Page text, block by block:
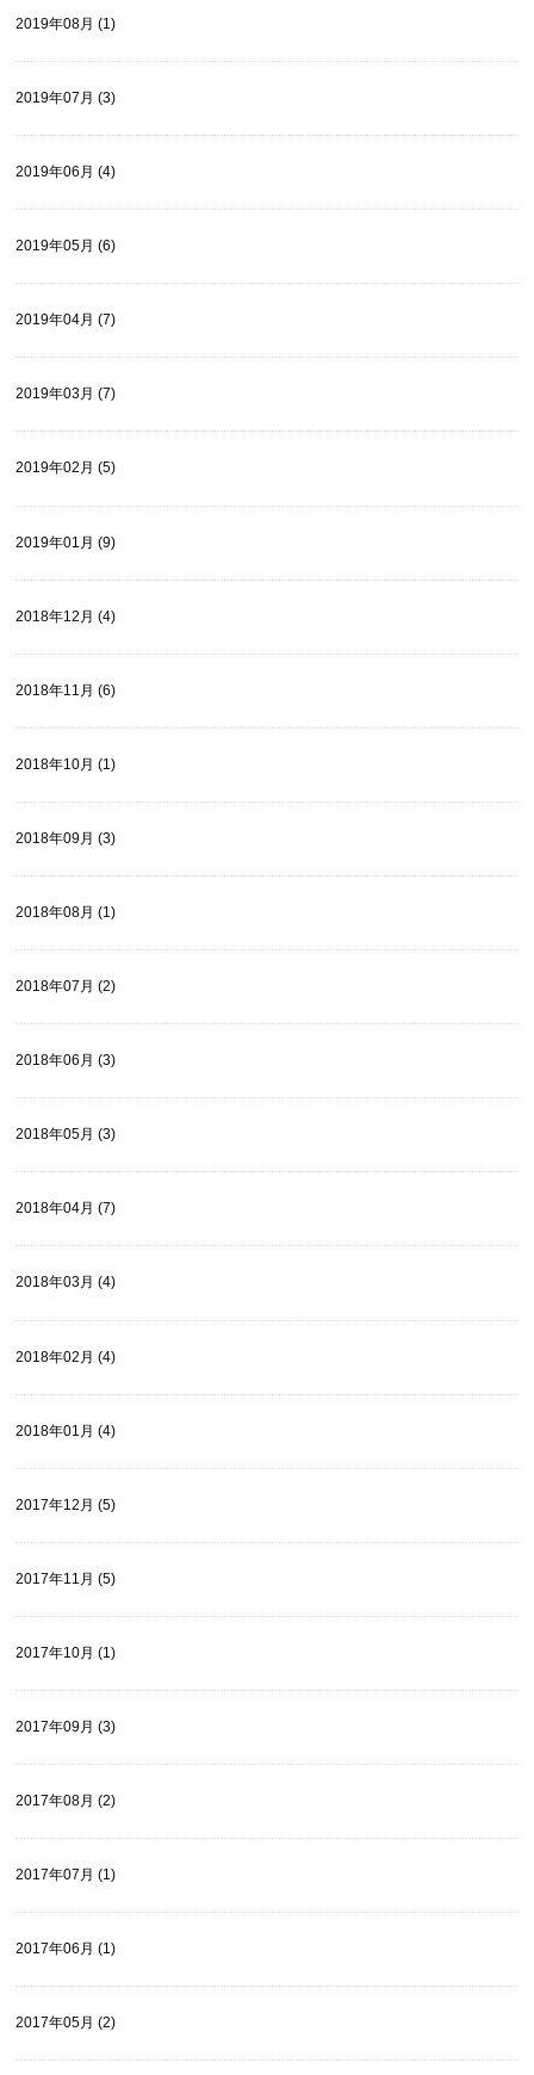
2019年08月 (1)
2019年07月 (3)
2019年06月 (4)
2019年05月 (6)
2019年04月 (7)
2019年03月 (7)
2019年02月 (5)
2019年01月 (9)
2018年12月 (4)
2018年11月 (6)
2018年10月 (1)
2018年09月 (3)
2018年08月 (1)
2018年07月 (2)
2018年06月 (3)
2018年05月 (3)
2018年04月 (7)
2018年03月 (4)
2018年02月 (4)
2018年01月 (4)
2017年12月 (5)
2017年11月 (5)
2017年10月 (1)
2017年09月 (3)
2017年08月 (2)
2017年07月 (1)
2017年06月 (1)
2017年05月 (2)